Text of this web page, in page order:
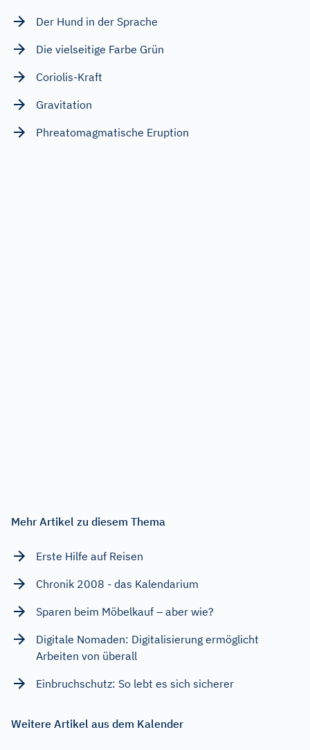
Der Hund in der Sprache
Die vielseitige Farbe Grün
Coriolis-Kraft
Gravitation
Phreatomagmatische Eruption
Mehr Artikel zu diesem Thema
Erste Hilfe auf Reisen
Chronik 2008 - das Kalendarium
Sparen beim Möbelkauf – aber wie?
Digitale Nomaden: Digitalisierung ermöglicht
Arbeiten von überall
Einbruchschutz: So lebt es sich sicherer
Weitere Artikel aus dem Kalender